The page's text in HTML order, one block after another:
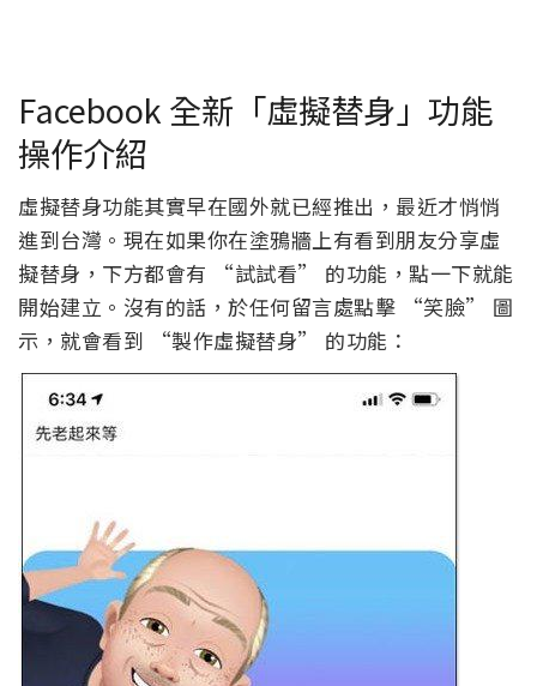
Facebook 全新「虛擬替身」功能
操作介紹
虛擬替身功能其實早在國外就已經推出，最近才悄悄
進到台灣。現在如果你在塗鴉牆上有看到朋友分享虛
擬替身，下方都會有 “試試看” 的功能，點一下就能
開始建立。沒有的話，於任何留言處點擊 “笑臉” 圖
示，就會看到 “製作虛擬替身” 的功能：